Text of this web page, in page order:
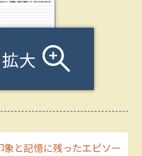
大
と記憶に残ったエピソー